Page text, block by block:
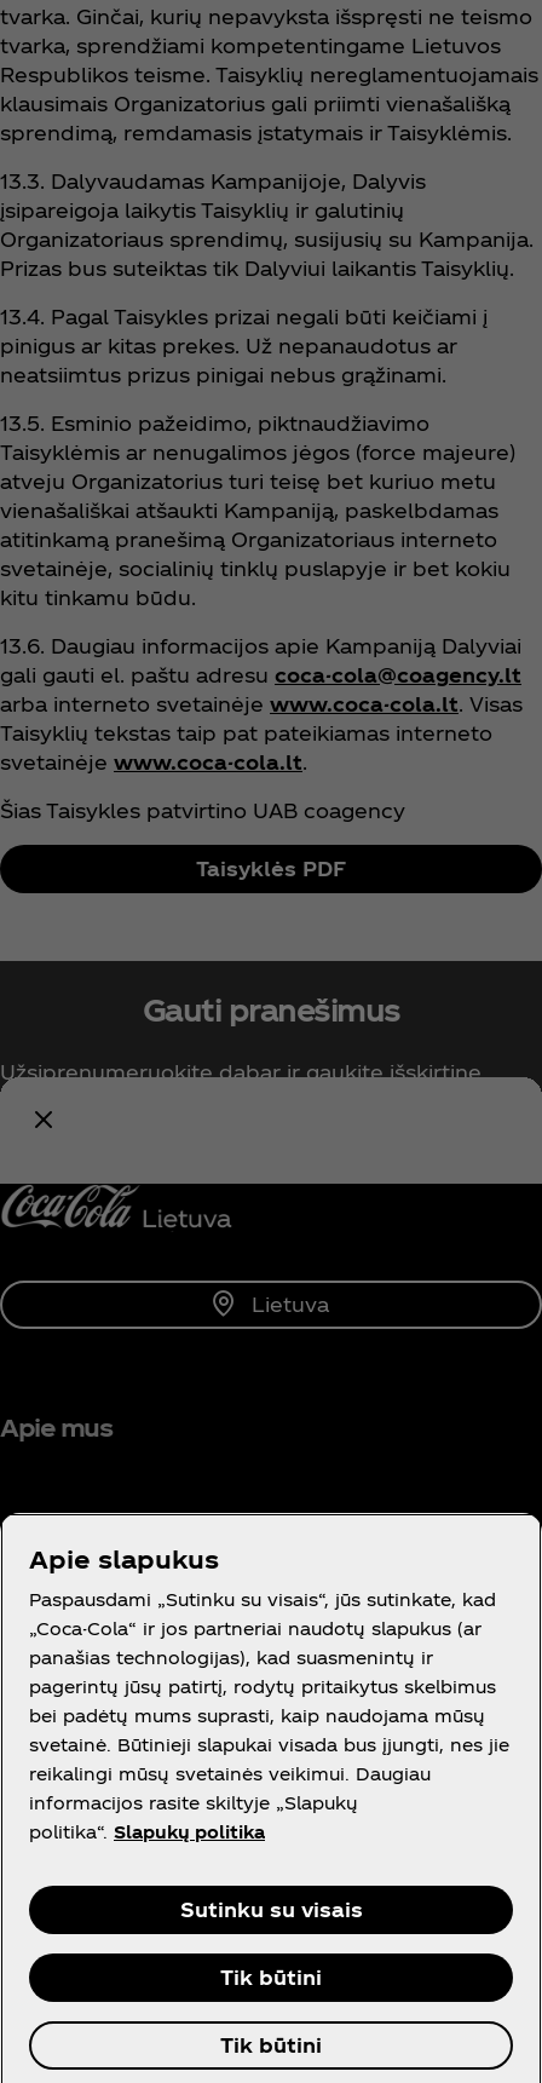
tvarka. Ginčai, kurių nepavyksta išspręsti ne teismo
tvarka, sprendžiami kompetentingame Lietuvos
Respublikos teisme. Taisyklių nereglamentuojamais
klausimais Organizatorius gali priimti vienašališką
sprendimą, remdamasis įstatymais ir Taisyklėmis.
13.3. Dalyvaudamas Kampanijoje, Dalyvis
įsipareigoja laikytis Taisyklių ir galutinių
Organizatoriaus sprendimų, susijusių su Kampanija.
Prizas bus suteiktas tik Dalyviui laikantis Taisyklių.
13.4. Pagal Taisykles prizai negali būti keičiami į
pinigus ar kitas prekes. Už nepanaudotus ar
neatsiimtus prizus pinigai nebus grąžinami.
13.5. Esminio pažeidimo, piktnaudžiavimo
Taisyklėmis ar nenugalimos jėgos (force majeure)
atveju Organizatorius turi teisę bet kuriuo metu
vienašališkai atšaukti Kampaniją, paskelbdamas
atitinkamą pranešimą Organizatoriaus interneto
svetainėje, socialinių tinklų puslapyje ir bet kokiu
kitu tinkamu būdu.
13.6. Daugiau informacijos apie Kampaniją Dalyviai
gali gauti el. paštu adresu coca-cola@coagency.lt
arba interneto svetainėje www.coca-cola.lt. Visas
Taisyklių tekstas taip pat pateikiamas interneto
svetainėje www.coca-cola.lt.
Šias Taisykles patvirtino UAB coagency
Taisyklės PDF
Gauti pranešimus
Užsiprenumeruokite dabar ir gaukite išskirtinę
Lietuva
Apie mus
Reikia pagalbos?
Teisinė informacija
FacebookInstagram
Youtube
© 2026 The Coca‑Cola Company. Visos teisės
saugomos.
Apie slapukus
Paspausdami „Sutinku su visais“, jūs sutinkate, kad
„Coca-Cola“ ir jos partneriai naudotų slapukus (ar
panašias technologijas), kad suasmenintų ir
pagerintų jūsų patirtį, rodytų pritaikytus skelbimus
bei padėtų mums suprasti, kaip naudojama mūsų
svetainė. Būtinieji slapukai visada bus įjungti, nes jie
reikalingi mūsų svetainės veikimui. Daugiau
informacijos rasite skiltyje „Slapukų
politika“. Slapukų politika
Sutinku su visais
Tik būtini
Tik būtini